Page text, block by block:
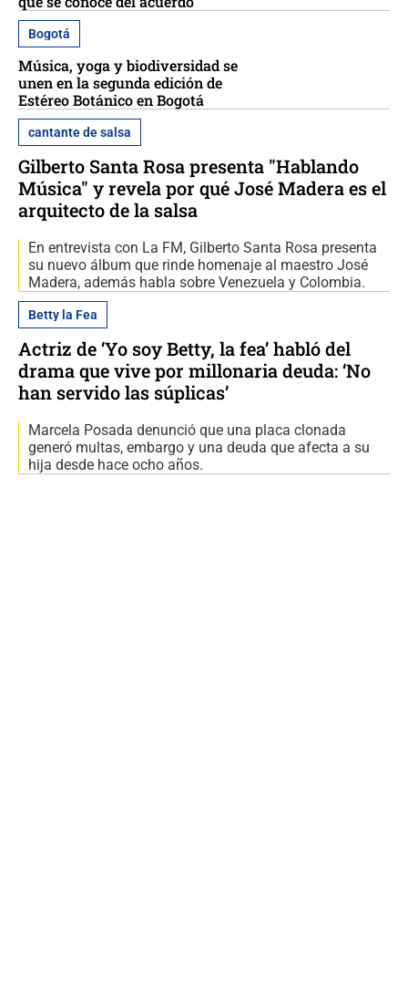
Bogotá
Música, yoga y biodiversidad se
unen en la segunda edición de
Estéreo Botánico en Bogotá
cantante de salsa
Gilberto Santa Rosa presenta "Hablando
Música" y revela por qué José Madera es el
arquitecto de la salsa
En entrevista con La FM, Gilberto Santa Rosa presenta
su nuevo álbum que rinde homenaje al maestro José
Madera, además habla sobre Venezuela y Colombia.
Betty la Fea
Actriz de ‘Yo soy Betty, la fea’ habló del
drama que vive por millonaria deuda: ‘No
han servido las súplicas’
Marcela Posada denunció que una placa clonada
generó multas, embargo y una deuda que afecta a su
hija desde hace ocho años.